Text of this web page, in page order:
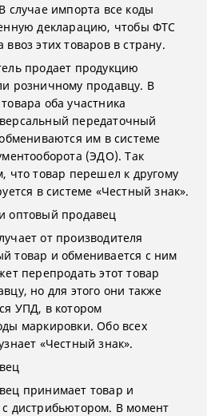
случае импорта все коды
декларацию, чтобы ФТС
этих товаров в страну.
продает продукцию
розничному продавцу. В
оба участника
передаточный
им в системе
(ЭДО). Так
что товар перешел к другому
в системе «Честный знак».
оптовый продавец
от производителя
товар и обменивается с ним
перепродать этот товар
но для этого они также
УПД, в котором
маркировки. Обо всех
«Честный знак».
принимает товар и
дистрибьютором. В момент